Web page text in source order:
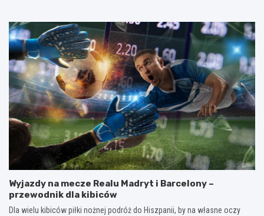
Wyjazdy na mecze Realu Madryt i Barcelony –
przewodnik dla kibiców
Dla wielu kibiców piłki nożnej podróż do Hiszpanii, by na własne oczy